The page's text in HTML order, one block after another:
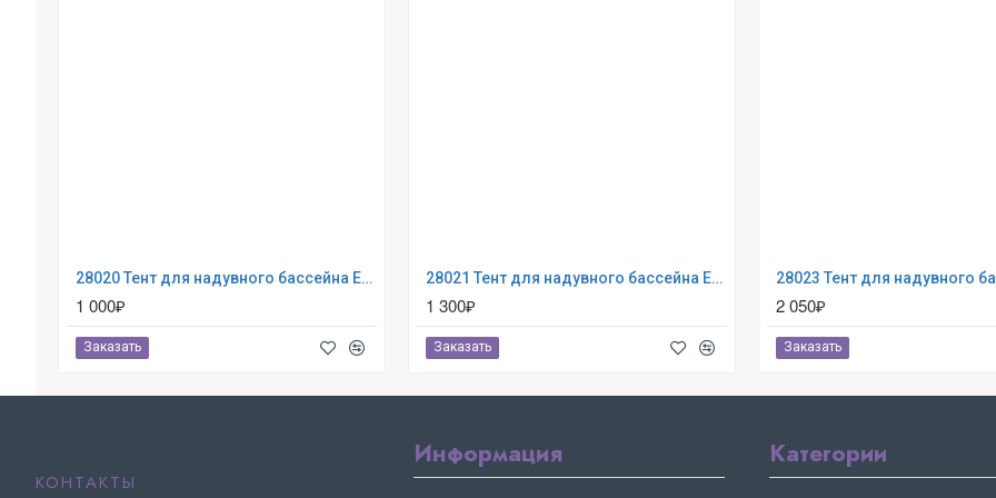
28020 Тент для надувного бассейна Easy Set 244см (выступ 30см)
1 000₽
Заказать
28021 Тент для надувного бассейна Easy Set 305см (выступ 30см)
1 300₽
Заказать
2 050₽
Заказать
КОНТАКТЫ
Информация Категории